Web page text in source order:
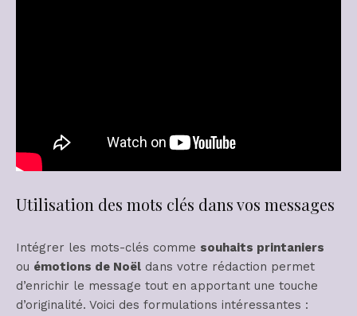
Utilisation des mots clés dans vos messages
Intégrer les mots-clés comme souhaits printaniers
ou émotions de Noël dans votre rédaction permet
d’enrichir le message tout en apportant une touche
d’originalité. Voici des formulations intéressantes :